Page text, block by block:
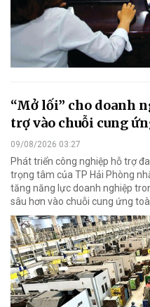
“Mở lối” cho doanh
trợ vào chuỗi cung
09/08/2026 03:27
Phát triển công nghiệp hỗ trợ
trọng tâm của TP Hải Phòng
tăng năng lực doanh nghiệp
sâu hơn vào chuỗi cung ứng